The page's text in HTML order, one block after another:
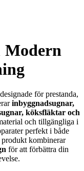
Modern
för prestanda,
inbyggnadsugnar,
köksfläktar och
och tillgängliga i
perfekt i både
kombinerar
för att förbättra din